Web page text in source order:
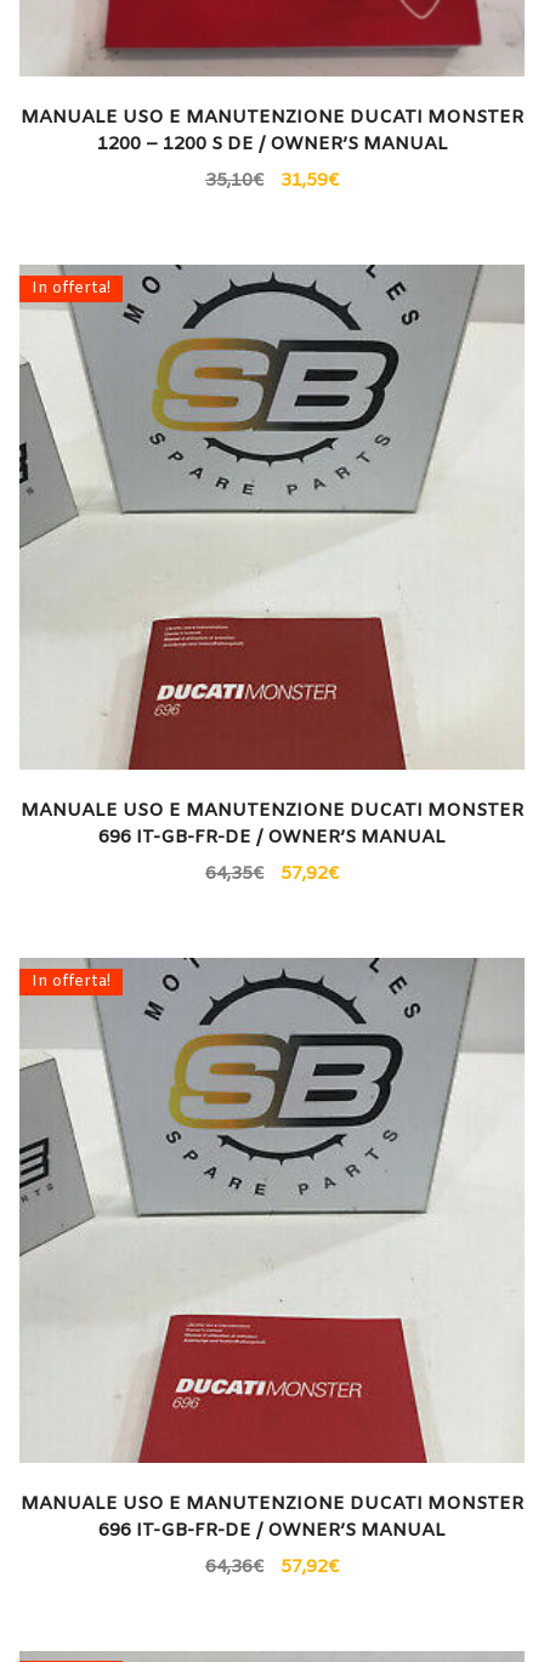
MANUALE USO E MANUTENZIONE DUCATI MONSTER
1200 – 1200 S DE / OWNER’S MANUAL
35,10€ 31,59€
In offerta!
MANUALE USO E MANUTENZIONE DUCATI MONSTER
696 IT-GB-FR-DE / OWNER’S MANUAL
64,35€ 57,92€
In offerta!
MANUALE USO E MANUTENZIONE DUCATI MONSTER
696 IT-GB-FR-DE / OWNER’S MANUAL
64,36€ 57,92€